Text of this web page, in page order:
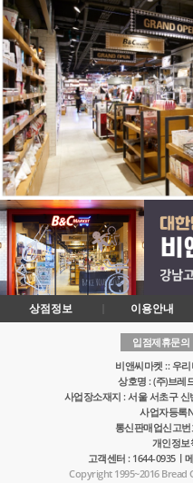
상점정보 이용안내
입점제휴문의
비앤씨마켓 :: 우
상호명 : (주)브레
사업장소재지 : 서울 서초구
사업자등록
통신판매업신고
개인정보
고객센터 : 1644-0935ㅣ
Copyright 1995~2016 Bread